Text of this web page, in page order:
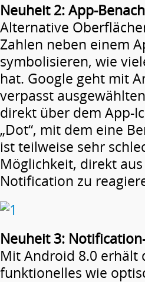
Neuheit 2: App-
Alternative
Zahlen neben einem
symbolisieren, wie
hat. Google geht mit
verpasst
direkt über dem App-
„Dot“, mit dem eine
ist teilweise sehr
Möglichkeit, direkt
Notification zu
Neuheit 3:
Mit Android 8.0 erhält
funktionelles wie